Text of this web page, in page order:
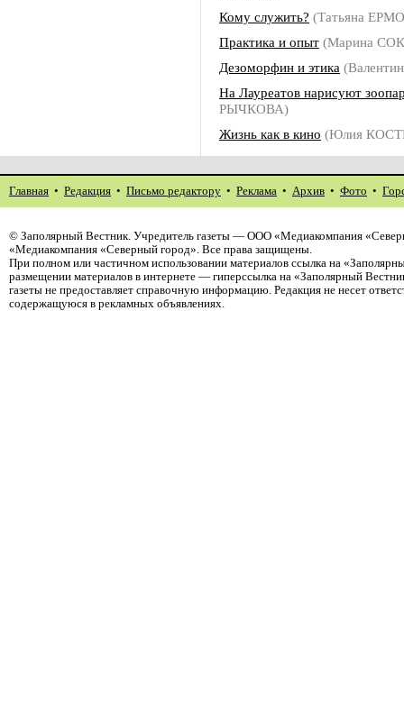
Кому служить? (Татьяна
Практика и опыт (Марина
Дезоморфин и этика
На Лауреатов нарисуют
РЫЧКОВА)
Жизнь как в кино (Юлия
Главная • Редакция • Письмо редактору • Реклама • Архив • Фото •
© Заполярный Вестник. Учредитель газеты — ООО «Медиакомпания
«Медиакомпания «Северный город». Все права защищены.
При полном или частичном использовании материалов ссылка на
размещении материалов в интернете — гиперссылка на «Заполярный
газеты не предоставляет справочную информацию. Редакция не несет
содержащуюся в рекламных объявлениях.